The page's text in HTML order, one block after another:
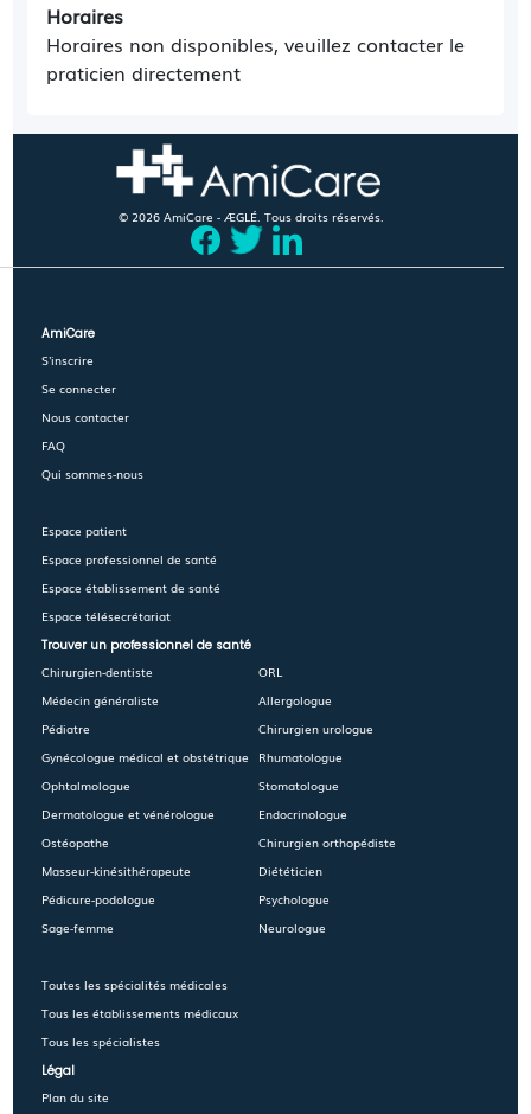
Horaires
Horaires non disponibles, veuillez contacter le
praticien directement
© 2026 AmiCare - ÆGLÉ. Tous droits réservés.
AmiCare
S'inscrire
Se connecter
Nous contacter
FAQ
Qui sommes-nous
Espace patient
Espace professionnel de santé
Espace établissement de santé
Espace télésecrétariat
Trouver un professionnel de santé
Chirurgien-dentiste
Médecin généraliste
Pédiatre
Gynécologue médical et obstétrique
Ophtalmologue
Dermatologue et vénérologue
Ostéopathe
Masseur-kinésithérapeute
Pédicure-podologue
Sage-femme
Toutes les spécialités médicales
Tous les établissements médicaux
Tous les spécialistes
ORL
Allergologue
Chirurgien urologue
Rhumatologue
Stomatologue
Endocrinologue
Chirurgien orthopédiste
Diététicien
Psychologue
Neurologue
Légal
Plan du site